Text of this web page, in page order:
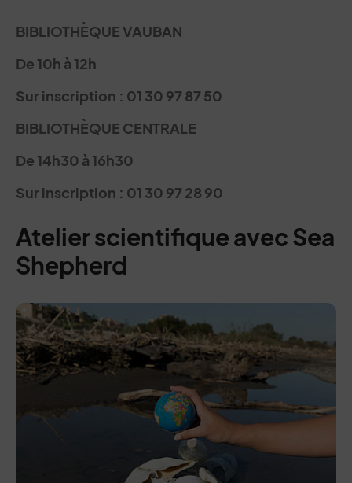
BIBLIOTHÈQUE VAUBAN
De 10h à 12h
Sur inscription : 01 30 97 87 50
BIBLIOTHÈQUE CENTRALE
De 14h30 à 16h30
Sur inscription : 01 30 97 28 90
Atelier scientifique avec Sea
Shepherd